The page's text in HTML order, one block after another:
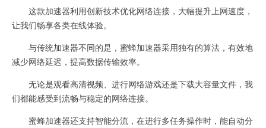
这款加速器利用创新技术优化网络连接，大幅提升上网速度，
让我们畅享各类在线体验。
与传统加速器不同的是，蜜蜂加速器采用独有的算法，有效地
减少网络延迟，提高数据传输效率。
无论是观看高清视频、进行网络游戏还是下载大容量文件，我
们都能感受到流畅与稳定的网络连接。
蜜蜂加速器还支持智能分流，在进行多任务操作时，能自动分